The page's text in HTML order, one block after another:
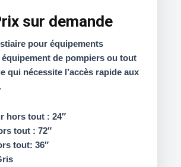
sur demande
pour équipements
équipement de pompiers ou tout
qui nécessite l’accès rapide aux
hors tout : 24″
tout : 72″
tout: 36″